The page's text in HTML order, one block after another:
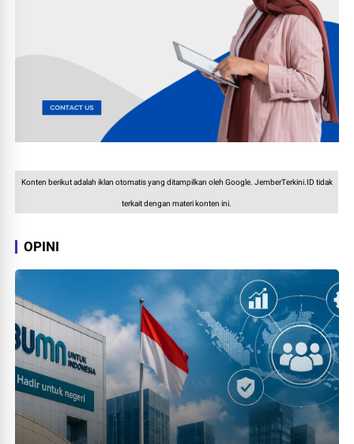
Konten berikut adalah iklan otomatis yang ditampilkan oleh Google. JemberTerkini.ID tidak
terkait dengan materi konten ini.
OPINI